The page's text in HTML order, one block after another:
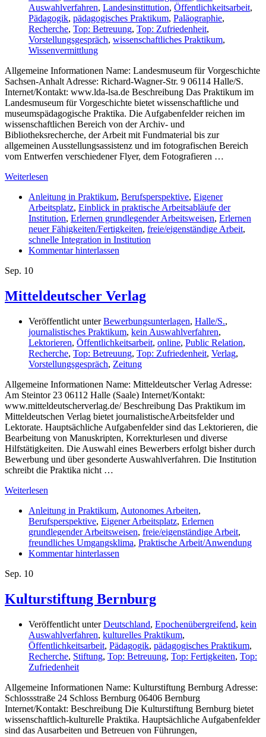
Auswahlverfahren, Landesinstittution, Öffentlichkeitsarbeit,
Pädagogik, pädagogisches Praktikum, Paläographie,
Recherche, Top: Betreuung, Top: Zufriedenheit,
Vorstellungsgespräch, wissenschaftliches Praktikum,
Wissenvermittlung
Allgemeine Informationen Name: Landesmuseum für Vorgeschichte
Sachsen-Anhalt Adresse: Richard-Wagner-Str. 9 06114 Halle/S.
Internet/Kontakt: www.lda-lsa.de Beschreibung Das Praktikum im
Landesmuseum für Vorgeschichte bietet wissenschaftliche und
museumspädagogische Praktika. Die Aufgabenfelder reichen im
wissenschaftlichen Bereich von der Archiv- und
Bibliotheksrecherche, der Arbeit mit Fundmaterial bis zur
allgemeinen Ausstellungsassistenz und im fotografischen Bereich
vom Entwerfen verschiedener Flyer, dem Fotografieren …
Weiterlesen
Anleitung in Praktikum, Berufsperspektive, Eigener
Arbeitsplatz, Einblick in praktische Arbeitsabläufe der
Institution, Erlernen grundlegender Arbeitsweisen, Erlernen
neuer Fähigkeiten/Fertigkeiten, freie/eigenständige Arbeit,
schnelle Integration in Institution
Kommentar hinterlassen
Sep. 10
Mitteldeutscher Verlag
Veröffentlicht unterBewerbungsunterlagen, Halle/S.,
journalistisches Praktikum, kein Auswahlverfahren,
Lektorieren, Öffentlichkeitsarbeit, online, Public Relation,
Recherche, Top: Betreuung, Top: Zufriedenheit, Verlag,
Vorstellungsgespräch, Zeitung
Allgemeine Informationen Name: Mitteldeutscher Verlag Adresse:
Am Steintor 23 06112 Halle (Saale) Internet/Kontakt:
www.mitteldeutscherverlag.de/ Beschreibung Das Praktikum im
Mitteldeutschen Verlag bietet journalistischeArbeitsfelder und
Lektorate. Hauptsächliche Aufgabenfelder sind das Lektorieren, die
Bearbeitung von Manuskripten, Korrekturlesen und diverse
Hilfstätigkeiten. Die Auswahl eines Bewerbers erfolgt bisher durch
Bewerbung und über gesonderte Auswahlverfahren. Die Institution
schreibt die Praktika nicht …
Weiterlesen
Anleitung in Praktikum, Autonomes Arbeiten,
Berufsperspektive, Eigener Arbeitsplatz, Erlernen
grundlegender Arbeitsweisen, freie/eigenständige Arbeit,
freundliches Umgangsklima, Praktische Arbeit/Anwendung
Kommentar hinterlassen
Sep. 10
Kulturstiftung Bernburg
Veröffentlicht unterDeutschland, Epochenübergreifend, kein
Auswahlverfahren, kulturelles Praktikum,
Öffentlichkeitsarbeit, Pädagogik, pädagogisches Praktikum,
Recherche, Stiftung, Top: Betreuung, Top: Fertigkeiten, Top:
Zufriedenheit
Allgemeine Informationen Name: Kulturstiftung Bernburg Adresse:
Schlossstraße 24 Schloss Bernburg 06406 Bernburg
Internet/Kontakt: Beschreibung Die Kulturstiftung Bernburg bietet
wissenschaftlich-kulturelle Praktika. Hauptsächliche Aufgabenfelder
sind das Ausarbeiten und Betreuen von Führungen,